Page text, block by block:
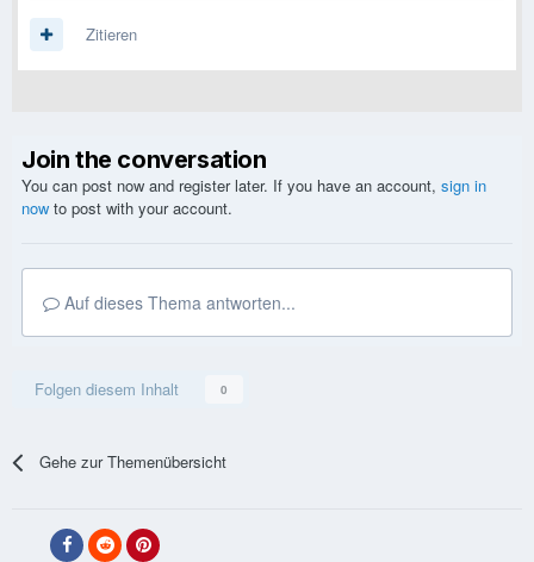
Zitieren
Join the conversation
You can post now and register later. If you have an account, sign in
now to post with your account.
Auf dieses Thema antworten...
Folgen diesem Inhalt 0
Gehe zur Themenübersicht